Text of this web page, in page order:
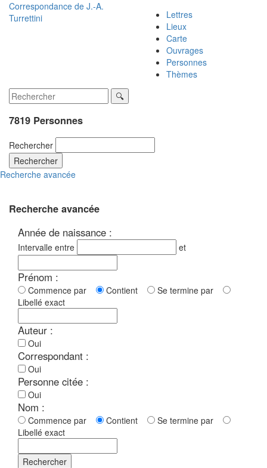
Correspondance de J.-A.
Turrettini
Lettres
Lieux
Carte
Ouvrages
Personnes
Thèmes
7819 Personnes
Rechercher
Rechercher
Recherche avancée
Recherche avancée
Année de naissance :
Intervalle entre et
Prénom :
Commence par Contient
Se termine par
Libellé exact
Auteur :
Oui
Correspondant :
Oui
Personne citée :
Oui
Nom :
Commence par Contient
Se termine par
Libellé exact
Rechercher